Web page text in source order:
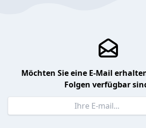
Möchten Sie eine E-Mail
Folgen verfügbar